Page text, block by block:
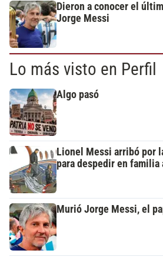
Dieron a conocer el
Jorge Messi
Lo más visto en Perfil
Algo pasó
Lionel Messi arribó por
para despedir en familia
Murió Jorge Messi, el